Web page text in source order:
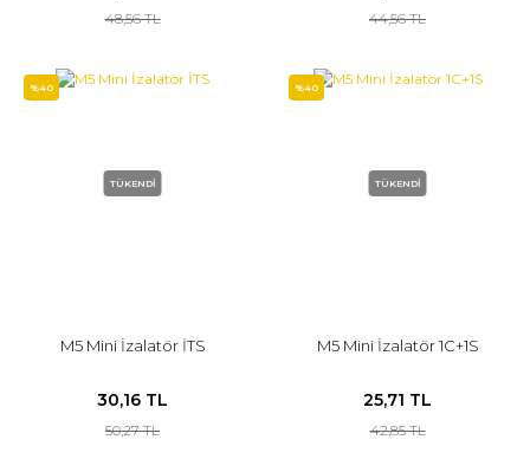
48,56 TL 44,56 TL
%40
TÜKENDİ
M5 Mini İzalatör İTS
30,16 TL
50,27 TL
%40
TÜKENDİ
M5 Mini İzalatör 1C+1S
25,71 TL
42,85 TL